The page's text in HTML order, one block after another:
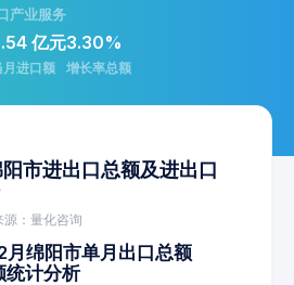
产业服务
亿元
月进口额
3.30%
增长率总额
市进出口总额及进出口
源：量化咨询
绵阳市单月出口总额
统计分析